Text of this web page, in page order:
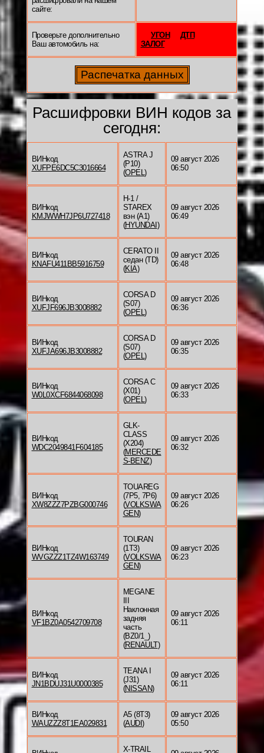
сайте:
Проверьте дополнительно
Ваш автомобиль на:
УГОН
ДТП
ЗАЛОГ
Расшифровки ВИН кодов за
сегодня:
ВИНкод
XUFPE6DC5C3016664
ASTRA J
(P10)
(OPEL)
09 август 2026
06:50
ВИНкод
KMJWWH7JP6U727418
H-1 /
STAREX
вэн (A1)
(HYUNDAI )
09 август 2026
06:49
ВИНкод
KNAFU411BB5916759
CERATO II
седан (TD)
(KIA)
09 август 2026
06:48
ВИНкод
XUFJF696JB3008882
CORSA D
(S07)
(OPEL)
09 август 2026
06:36
ВИНкод
XUFJA696JB3008882
CORSA D
(S07)
(OPEL)
09 август 2026
06:35
ВИНкод
W0L0XCF6844068098
CORSA C
(X01)
(OPEL)
09 август 2026
06:33
ВИНкод
WDC2049841F604185
GLK-
CLASS
(X204)
(MERCEDE
S-BENZ)
09 август 2026
06:32
ВИНкод
XW8ZZZ7PZBG000746
TOUAREG
(7P5, 7P6)
(VOLKSWA
GEN)
09 август 2026
06:26
ВИНкод
WVGZZZ1TZ4W163749
TOURAN
(1T3)
(VOLKSWA
GEN)
09 август 2026
06:23
ВИНкод
VF1BZ0A0542709708
MEGANE
Наклонная
задняя
часть
(BZ0/1_)
(RENAULT)
09 август 2026
06:11
ВИНкод
JN1BDUJ31U0000385
TEANA I
(J31)
(NISSAN)
09 август 2026
06:11
ВИНкод
WAUZZZ8T1EA029831
A5 (8T3)
(AUDI )
09 август 2026
05:50
X-TRAIL